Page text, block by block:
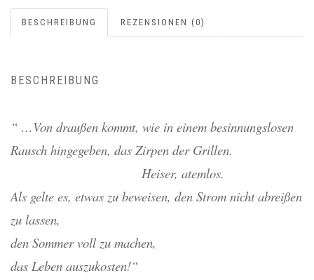
BESCHREIBUNG REZENSIONEN (0)
BESCHREIBUNG
“ …Von draußen kommt, wie in einem besinnungslosen
Rausch hingegeben, das Zirpen der Grillen.
Heiser, atemlos.
Als gelte es, etwas zu beweisen, den Strom nicht abreißen
zu lassen,
den Sommer voll zu machen,
das Leben auszukosten!“